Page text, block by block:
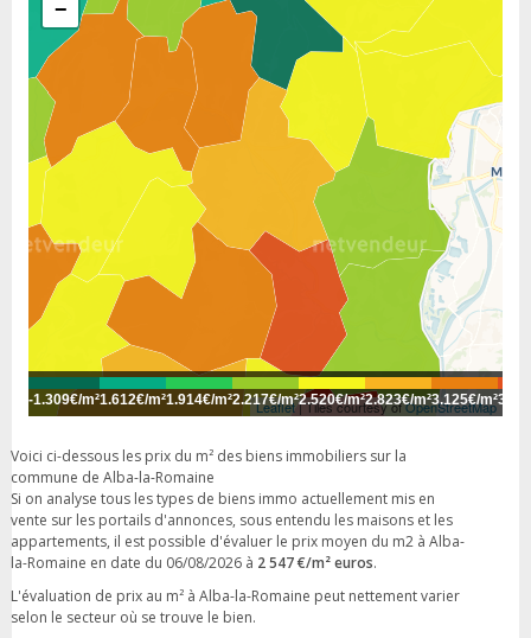
−
Leaflet| Tiles courtesy ofOpenStreetMap
-1.309€/m²1.612€/m²1.914€/m²2.217€/m²2.520€/m²2.823€/m²3.125€/m²
Voici ci-dessous les prix du m² des biens immobiliers sur la
commune de Alba-la-Romaine
Si on analyse tous les types de biens immo actuellement mis en
vente sur les portails d'annonces, sous entendu les maisons et les
appartements, il est possible d'évaluer le prix moyen du m2 à Alba-
la-Romaine en date du 06/08/2026 à 2 547 €/m² euros.
L'évaluation de prix au m² à Alba-la-Romaine peut nettement varier
selon le secteur où se trouve le bien.